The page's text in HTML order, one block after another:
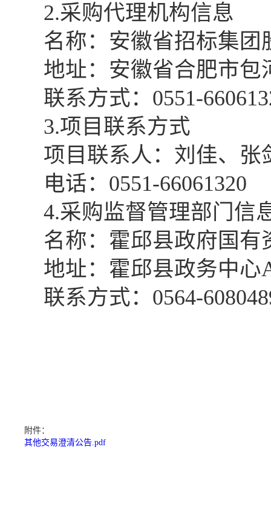
2.采购代理机构信息
名称：安徽省招标集团
地址：安徽省合肥市包
联系方式： 0551-
3.项目联系方式
项目联系人：刘佳、张
电话： 0551-66061320
4.采购监督管理部门信
名称：霍邱县政府国
地址：霍邱县政务中心
联系方式： 0564-
附件：
其他交易澄清公告.pdf